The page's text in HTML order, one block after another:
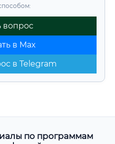
вопрос
в Max
в Telegram
по программам